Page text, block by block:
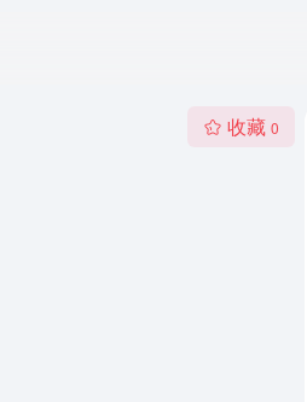
收藏 0